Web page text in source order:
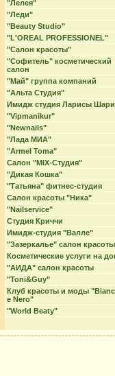
"Лелея"
"Леди"
"Beauty Studio"
"L'OREAL PROFESSIONEL"
"Cалон красоты"
"Софитель" косметический
салон
"Май" группа компаний
"Альта Студия"
Имидж студия Ларисы
"Vipmanikur"
"Newnails"
"Лада МИА"
"Armel Toma"
Салон "MIX-Студия"
"Дикая Кошка"
"Татьяна" фитнес-студия
Салон красоты "Ника"
"Nailservice"
Студия Криччи
Имидж-студия "Валле"
"Зазеркалье" салон красоты
Косметические услуги на
"АИДА" салон красоты
"Toni&Guy"
Клуб красоты и моды
е Nero"
"World Beaty"